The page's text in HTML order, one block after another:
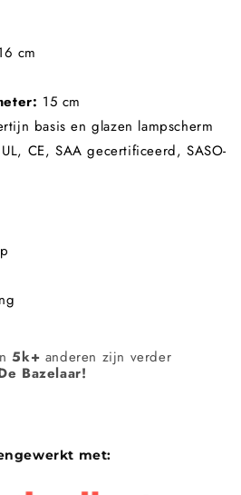
cm
15 cm
basis en glazen lampscherm
UL, CE, SAA gecertificeerd, SASO-
5k+ anderen zijn verder
Bazelaar!
met: